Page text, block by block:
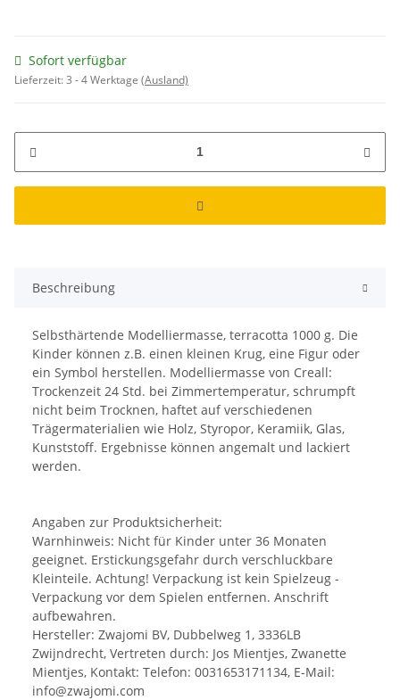
Sofort verfügbar
Lieferzeit:3 - 4 Werktage (Ausland)
Beschreibung
Selbsthärtende Modelliermasse, terracotta 1000 g. Die
Kinder können z.B. einen kleinen Krug, eine Figur oder
ein Symbol herstellen. Modelliermasse von Creall:
Trockenzeit 24 Std. bei Zimmertemperatur, schrumpft
nicht beim Trocknen, haftet auf verschiedenen
Trägermaterialien wie Holz, Styropor, Keramiik, Glas,
Kunststoff. Ergebnisse können angemalt und lackiert
werden.
Angaben zur Produktsicherheit:
Warnhinweis: Nicht für Kinder unter 36 Monaten
geeignet. Erstickungsgefahr durch verschluckbare
Kleinteile. Achtung! Verpackung ist kein Spielzeug -
Verpackung vor dem Spielen entfernen. Anschrift
aufbewahren.
Hersteller: Zwajomi BV, Dubbelweg 1, 3336LB
Zwijndrecht, Vertreten durch: Jos Mientjes, Zwanette
Mientjes, Kontakt: Telefon: 0031653171134, E-Mail:
info@zwajomi.com